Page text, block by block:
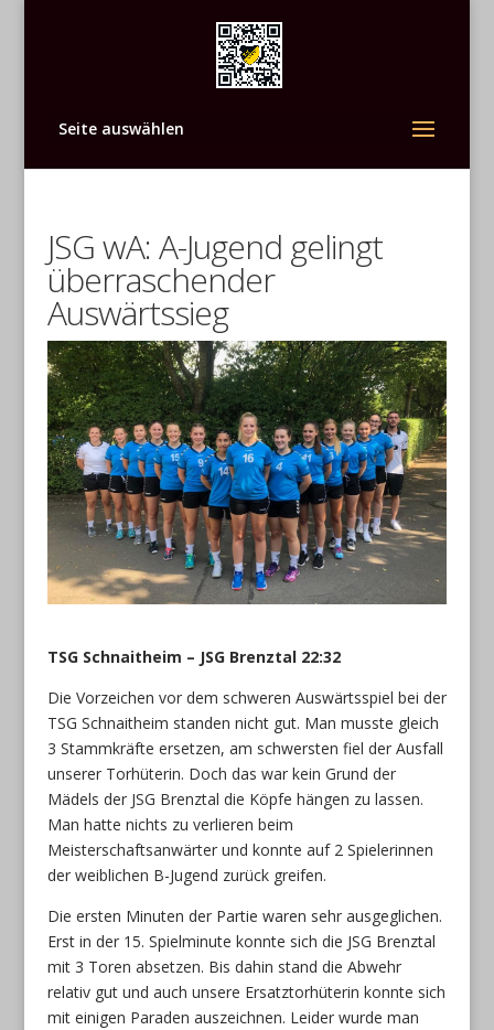
Seite auswählen
JSG wA: A-Jugend gelingt
überraschender
Auswärtssieg
TSG Schnaitheim – JSG Brenztal 22:32
Die Vorzeichen vor dem schweren Auswärtsspiel bei der
TSG Schnaitheim standen nicht gut. Man musste gleich
3 Stammkräfte ersetzen, am schwersten fiel der Ausfall
unserer Torhüterin. Doch das war kein Grund der
Mädels der JSG Brenztal die Köpfe hängen zu lassen.
Man hatte nichts zu verlieren beim
Meisterschaftsanwärter und konnte auf 2 Spielerinnen
der weiblichen B-Jugend zurück greifen.
Die ersten Minuten der Partie waren sehr ausgeglichen.
Erst in der 15. Spielminute konnte sich die JSG Brenztal
mit 3 Toren absetzen. Bis dahin stand die Abwehr
relativ gut und auch unsere Ersatztorhüterin konnte sich
mit einigen Paraden auszeichnen. Leider wurde man